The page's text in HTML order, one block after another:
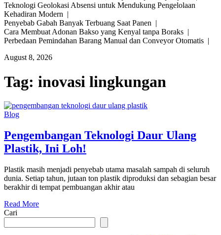
Teknologi Geolokasi Absensi untuk Mendukung Pengelolaan
Kehadiran Modern |
Penyebab Gabah Banyak Terbuang Saat Panen |
Cara Membuat Adonan Bakso yang Kenyal tanpa Boraks |
Perbedaan Pemindahan Barang Manual dan Conveyor Otomatis |
August 8, 2026
Tag: inovasi lingkungan
Blog
Pengembangan Teknologi Daur Ulang
Plastik, Ini Loh!
Plastik masih menjadi penyebab utama masalah sampah di seluruh
dunia. Setiap tahun, jutaan ton plastik diproduksi dan sebagian besar
berakhir di tempat pembuangan akhir atau
Read More
Cari